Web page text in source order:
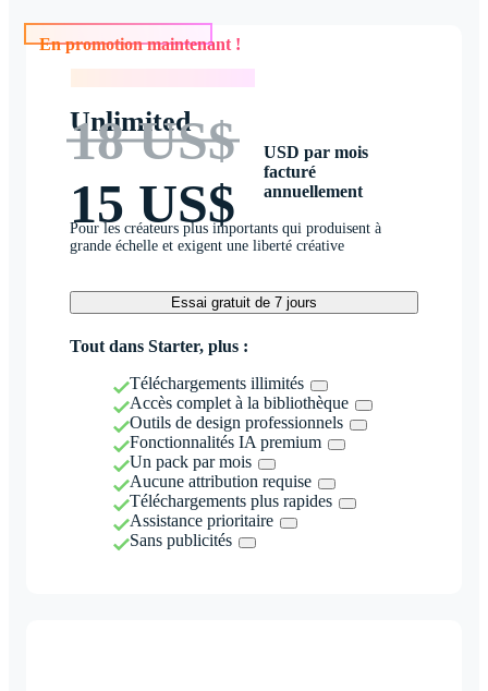
En promotion maintenant !
Unlimited
18 US$
15 US$
USD par mois
facturé
annuellement
Pour les créateurs plus importants qui produisent à
grande échelle et exigent une liberté créative
Essai gratuit de 7 jours
Tout dans Starter, plus :
Téléchargements illimités
Accès complet à la bibliothèque
Outils de design professionnels
Fonctionnalités IA premium
Un pack par mois
Aucune attribution requise
Téléchargements plus rapides
Assistance prioritaire
Sans publicités